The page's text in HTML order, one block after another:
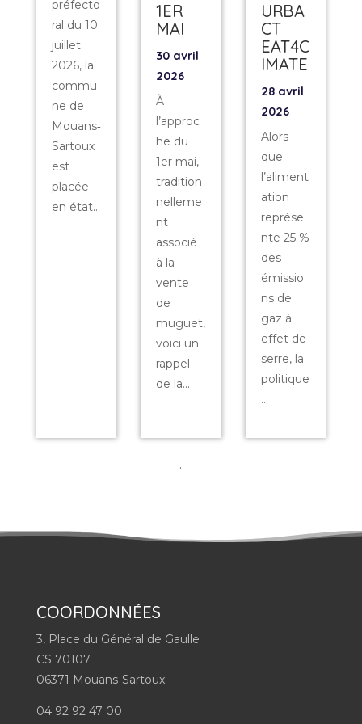
préfecto
ral du 10
juillet
2026, la
commu
ne de
Mouans‑
Sartoux
est
placée
en état...
1ER
MAI
30 avril
2026
À
l’approc
he du
1er mai,
tradition
nelleme
nt
associé
à la
vente
de
muguet,
voici un
rappel
de la...
URBA
CT
EAT4C
IMATE
28 avril
2026
Alors
que
l’aliment
ation
représe
nte 25 %
des
émissio
ns de
gaz à
effet de
serre, la
politique
...
.
COORDONNÉES
3, Place du Général de Gaulle
CS 70107
06371 Mouans-Sartoux
04 92 92 47 00